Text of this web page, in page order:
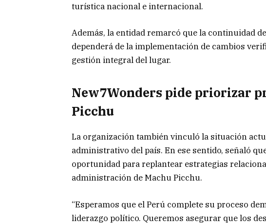
turística nacional e internacional.
Además, la entidad remarcó que la continuidad
dependerá de la implementación de cambios
gestión integral del lugar.
New7Wonders pide priorizar
Picchu
La organización también vinculó la situación
administrativo del país. En ese sentido, señaló
oportunidad para replantear estrategias
administración de Machu Picchu.
“Esperamos que el Perú complete su proceso
liderazgo político. Queremos asegurar que los